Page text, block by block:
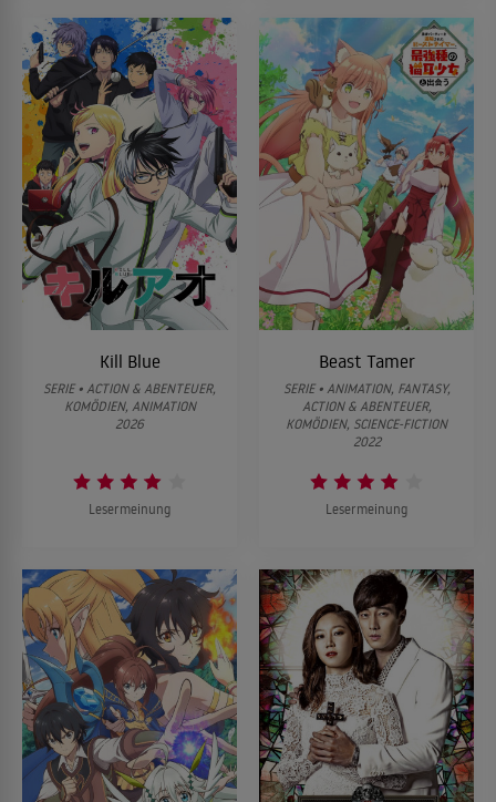
Kill Blue
SERIE • ACTION & ABENTEUER,
KOMÖDIEN, ANIMATION
2026
Lesermeinung
Beast Tamer
SERIE • ANIMATION, FANTASY,
ACTION & ABENTEUER,
KOMÖDIEN, SCIENCE-FICTION
2022
Lesermeinung